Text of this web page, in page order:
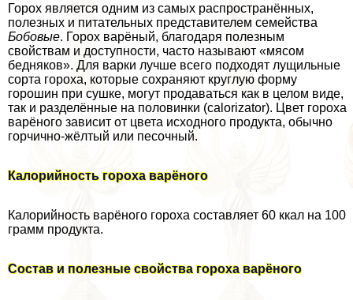
Горох является одним из самых распространённых,
полезных и питательных представителем семейства
Бобовые. Горох варёный, благодаря полезным
свойствам и доступности, часто называют «мясом
бедняков». Для варки лучше всего подходят лущильные
сорта гороха, которые сохраняют круглую форму
горошин при сушке, могут продаваться как в целом виде,
так и разделённые на половинки (calorizator). Цвет гороха
варёного зависит от цвета исходного продукта, обычно
горчично-жёлтый или песочный.
Калорийность гороха варёного
Калорийность варёного гороха составляет 60 ккал на 100
грамм продукта.
Состав и полезные свойства гороха варёного